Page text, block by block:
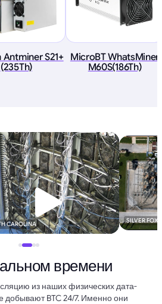
Antminer S21+
(235Th)
MicroBT WhatsMiner
M60S(186Th)
CAROLINA SILVER FOX
времени
из наших физических дата-
добывают BTC 24/7. Именно они